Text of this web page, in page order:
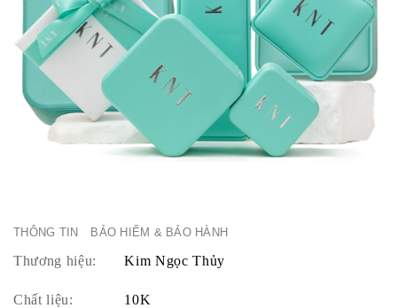
THÔNG TIN BẢO HIỂM & BẢO HÀNH
Thương hiệu: Kim Ngọc Thủy
Chất liệu: 10K